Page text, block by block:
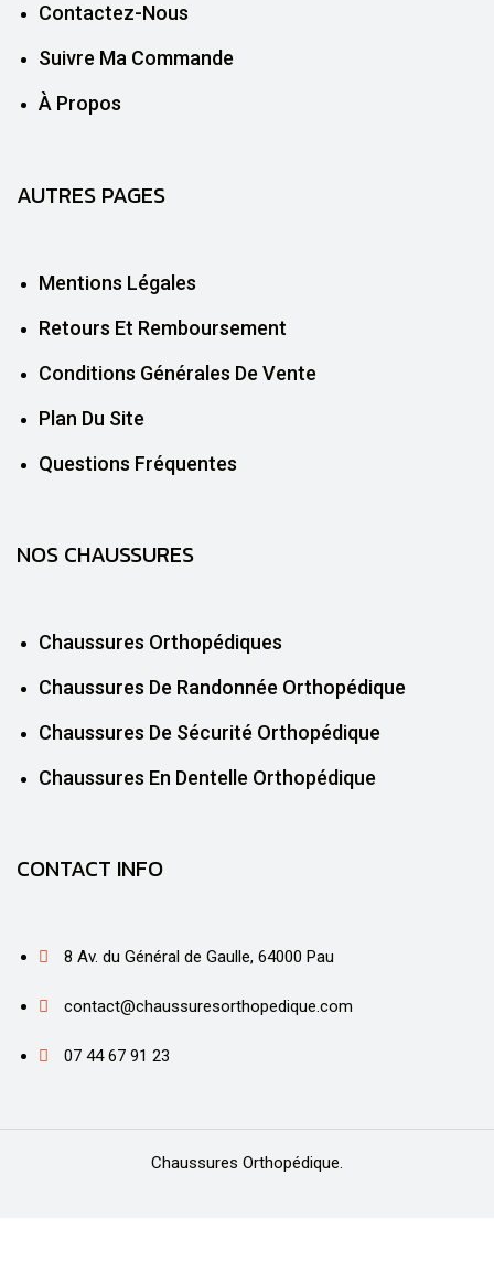
Contactez-Nous
Suivre Ma Commande
À Propos
AUTRES PAGES
Mentions Légales
Retours Et Remboursement
Conditions Générales De Vente
Plan Du Site
Questions Fréquentes
NOS CHAUSSURES
Chaussures Orthopédiques
Chaussures De Randonnée Orthopédique
Chaussures De Sécurité Orthopédique
Chaussures En Dentelle Orthopédique
CONTACT INFO
8 Av. du Général de Gaulle, 64000 Pau
contact@chaussuresorthopedique.com
07 44 67 91 23
Chaussures Orthopédique.